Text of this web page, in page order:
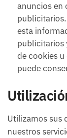
anuncios en
esta
publicitarios
de cookies
puede
Utilizamos sus
nuestros